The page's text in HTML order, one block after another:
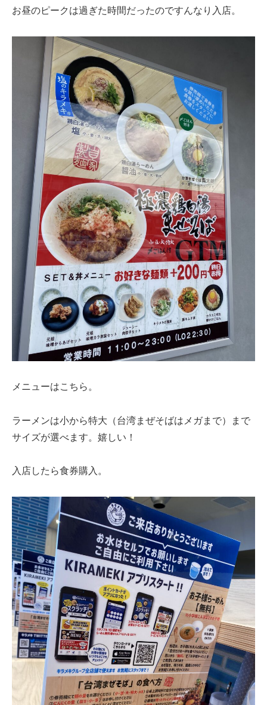
お昼のピークは過ぎた時間だったのですんなり入店。
メニューはこちら。
ラーメンは小から特大（台湾まぜそばはメガまで）まで
サイズが選べます。嬉しい！
入店したら食券購入。